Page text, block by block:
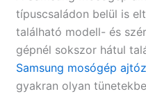
típuscsaládon belül is
található modell- és
gépnél sokszor hátul
Samsung mosógép
gyakran olyan